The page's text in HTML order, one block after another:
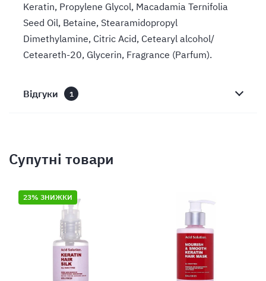
Keratin, Propylene Glycol, Macadamia Ternifolia
Seed Oil, Betaine, Stearamidopropyl
Dimethylamine, Сitric Acid, Cetearyl alcohol/
Ceteareth-20, Glycerin, Fragrance (Parfum).
Відгуки 1
Супутні товари
23% ЗНИЖКИ